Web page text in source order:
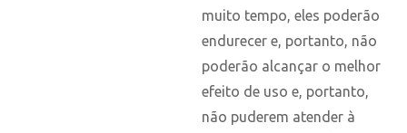
muito tempo, eles poderão
endurecer e, portanto, não
poderão alcançar o melhor
efeito de uso e, portanto,
não puderem atender à